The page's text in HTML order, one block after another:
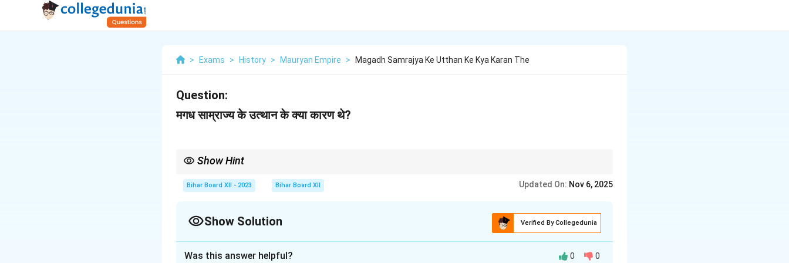
> Exams > History > Mauryan Empire > Magadh Samrajya Ke Utthan Ke Kya Karan The
Question:
मगध साम्राज्य के उत्थान के क्या कारण थे?
Show Hint
कारक उसके पक्ष में थे।
Bihar Board XII - 2023 Bihar Board XII Updated On: Nov 6, 2025
Show Solution Verified By Collegedunia
Was this answer helpful? 0 0